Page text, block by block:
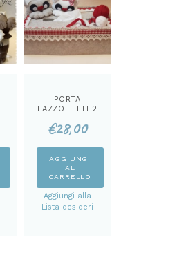
scelte
nella
pagina
del
prodotto
scelte
nella
pagina
prodotto
PORTA
FAZZOLETTI 2
€28,00
AGGIUNGI
AL
CARRELLO
Aggiungi alla
Lista desideri